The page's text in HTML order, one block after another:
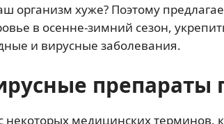
хуже? Поэтому
в осенне-зимний сезон,
и вирусные заболевания.
препараты
медицинских терминов,